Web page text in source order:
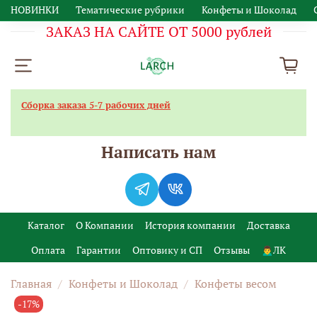
НОВИНКИ Тематические рубрики Конфеты и Шоколад
ЗАКАЗ НА САЙТЕ ОТ 5000 рублей
Каталог О Компании История компании
Доставка
Оплата
Гарантии Оптовику и СП Отзывы 🙍‍♂️ЛК
Главная Конфеты и Шоколад Конфеты весом
-17%
Сборка заказа 5-7 рабочих дней
Написать нам